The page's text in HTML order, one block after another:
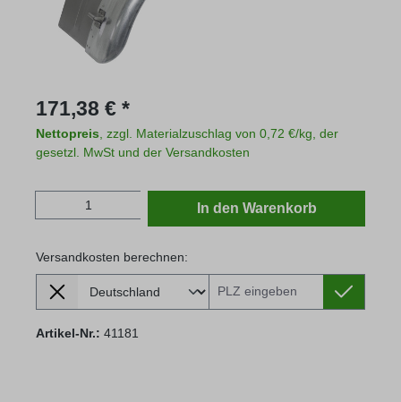
Regulärer Preis:
171,38 € *
Nettopreis , zzgl. Materialzuschlag von 0,72 €/kg, der
gesetzl. MwSt und der Versandkosten
Produkt Anzahl: Gib den gewünschten
In den Warenkorb
Versandkosten berechnen:
Lieferland
Versandkosten berechnen:
Artikel-Nr.: 41181